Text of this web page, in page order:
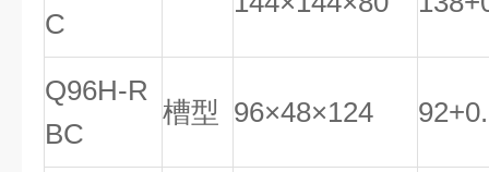
C
Q96H-R
BC
槽型 96×48×124 92+0.